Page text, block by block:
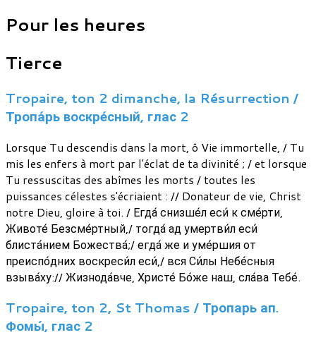
Pour les heures
Tierce
Tropaire, ton 2 dimanche, la Résurrection /
Тропа́рь воскре́сный, глас 2
Lorsque Tu descendis dans la mort, ô Vie immortelle, / Tu
mis les enfers à mort par l'éclat de ta divinité ; / et lorsque
Tu ressuscitas des abîmes les morts / toutes les
puissances célestes s'écriaient : // Donateur de vie, Christ
notre Dieu, gloire à toi. / Егда́ снизше́л еси́ к сме́рти,
Животе́ Безсме́ртный,/ тогда́ ад умертви́л еси́
блиста́нием Божества́;/ егда́ же и уме́ршия от
преиспо́дних воскреси́л еси́,/ вся Си́лы Небе́сныя
взыва́ху:// Жизнода́вче, Христе́ Бо́же наш, сла́ва Тебе́.
Tropaire, ton 2, St Thomas / Тропарь ап.
Фомы́, глас 2